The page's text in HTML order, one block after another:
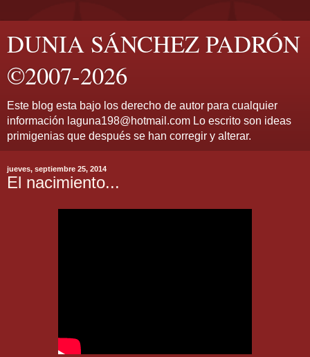
DUNIA SÁNCHEZ PADRÓN
©2007-2026
Este blog esta bajo los derecho de autor para cualquier
información laguna198@hotmail.com Lo escrito son ideas
primigenias que después se han corregir y alterar.
jueves, septiembre 25, 2014
El nacimiento...